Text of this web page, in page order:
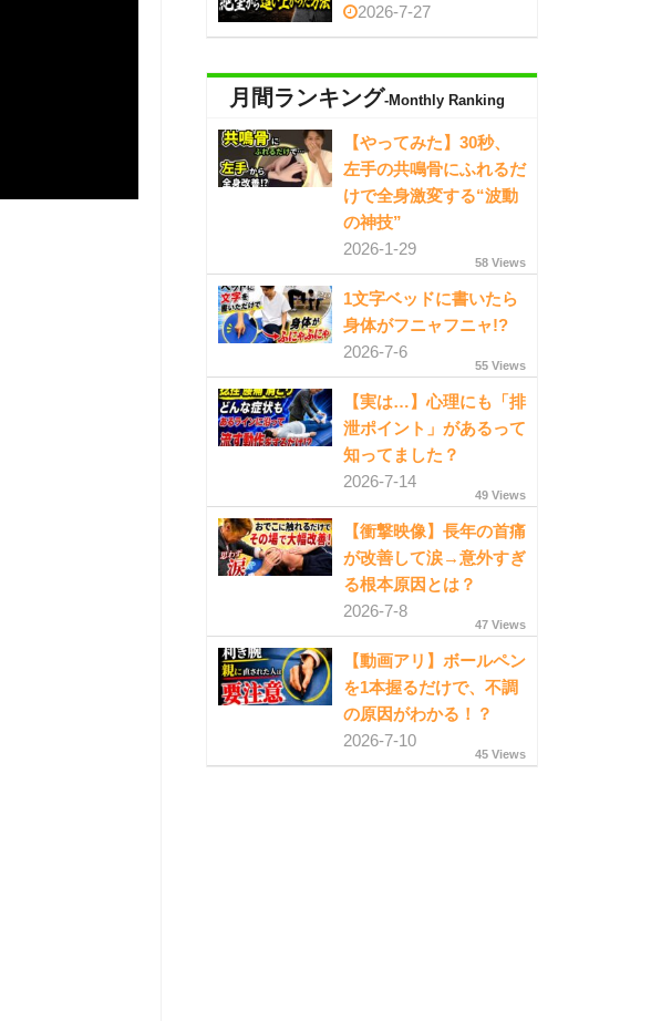
2026-7-27
月間ランキング-Monthly Ranking
【やってみた】30秒、
左手の共鳴骨にふれるだ
けで全身激変する“波動
の神技”
2026-1-29
58 Views
1文字ベッドに書いたら
身体がフニャフニャ!?
2026-7-6
55 Views
【実は…】心理にも「排
泄ポイント」があるって
知ってました？
2026-7-14
49 Views
【衝撃映像】長年の首痛
が改善して涙→意外すぎ
る根本原因とは？
2026-7-8
47 Views
【動画アリ】ボールペン
を1本握るだけで、不調
の原因がわかる！？
2026-7-10
45 Views